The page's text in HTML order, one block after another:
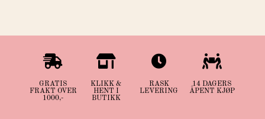

GRATIS
FRAKT OVER
1000,-

KLIKK &
HENT I
BUTIKK

RASK
LEVERING

14 DAGERS
ÅPENT KJØP